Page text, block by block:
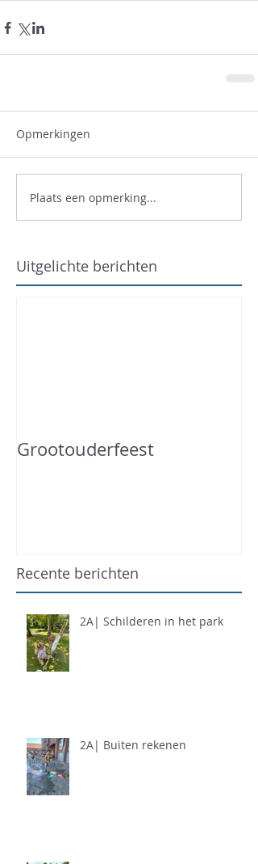
Opmerkingen
Plaats een opmerking...
Uitgelichte berichten
Grootouderfeest
Recente berichten
2A| Schilderen in het park
2A| Buiten rekenen